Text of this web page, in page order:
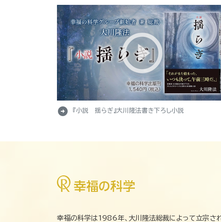
arrow_circle_right 『小説 揺らぎ』大川隆法書き下ろし小説
幸福の科学は1986年、大川隆法総裁によって立宗され